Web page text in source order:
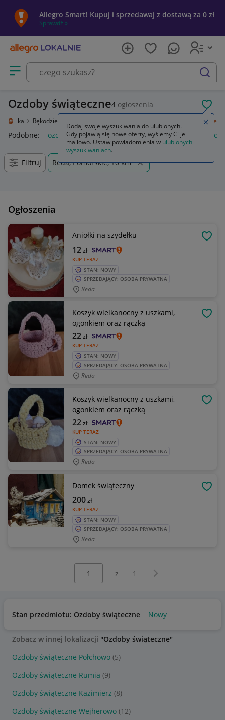
Allegro Smart! Kupuj i sprzedawaj z dostawą za 0 zł
Sprawdź »
Otwórz menu z kategoriami
szukaj
Ozdoby świąteczne4 ogłoszenia
i sztuka Rękodzieło Ozdoby świąteczne
Podobne: ozdoby świąteczne ozdoby świąteczne boże
Filtruj Reda, Pomorskie, +0 km
Ogłoszenia
Aniołki na szydełku
KUP TERAZ
12zł
STAN: NOWY
SPRZEDAJĄCY: OSOBA PRYWATNA
Reda
Koszyk wielkanocny z uszkami,
ogonkiem oraz rączką
KUP TERAZ
22zł
STAN: NOWY
SPRZEDAJĄCY: OSOBA PRYWATNA
Reda
Koszyk wielkanocny z uszkami,
ogonkiem oraz rączką
KUP TERAZ
22zł
STAN: NOWY
SPRZEDAJĄCY: OSOBA PRYWATNA
Reda
Domek świąteczny
KUP TERAZ
200zł
STAN: NOWY
SPRZEDAJĄCY: OSOBA PRYWATNA
Reda
z 1 Następna strona
Stan przedmiotu: Ozdoby świąteczne Nowy
Zobacz w innej lokalizacji "Ozdoby świąteczne"
Ozdoby świąteczne Połchowo (5)
Ozdoby świąteczne Rumia (9)
Ozdoby świąteczne Kazimierz (8)
Ozdoby świąteczne Wejherowo (12)
Dodaj swoje wyszukiwania do ulubionych.
Gdy pojawią się nowe oferty, wyślemy Ci je
mailowo. Ustaw powiadomienia w ulubionych
wyszukiwaniach.